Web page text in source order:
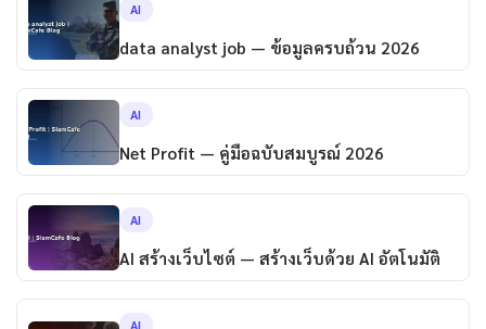
AI
data analyst job — ข้อมูลครบถ้วน 2026
AI
Net Profit — คู่มือฉบับสมบูรณ์ 2026
AI
AI สร้างเว็บไซต์ — สร้างเว็บด้วย AI อัตโนมัติ
AI